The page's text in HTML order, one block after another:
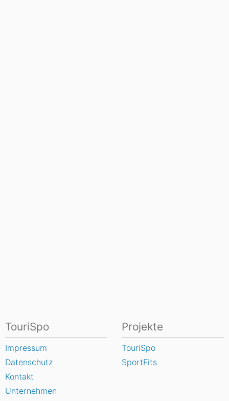
TouriSpo
Impressum
Datenschutz
Kontakt
Unternehmen
Projekte
TouriSpo
SportFits